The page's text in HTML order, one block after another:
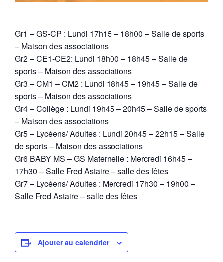
Gr1 – GS-CP : Lundi 17h15 – 18h00 – Salle de sports
– Maison des associations
Gr2 – CE1-CE2: Lundi 18h00 – 18h45 – Salle de
sports – Maison des associations
Gr3 – CM1 – CM2 : Lundi 18h45 – 19h45 – Salle de
sports – Maison des associations
Gr4 – Collège : Lundi 19h45 – 20h45 – Salle de sports
– Maison des associations
Gr5 – Lycéens/ Adultes : Lundi 20h45 – 22h15 – Salle
de sports – Maison des associations
Gr6 BABY MS – GS Maternelle : Mercredi 16h45 –
17h30 – Salle Fred Astaire – salle des fêtes
Gr7 – Lycéens/ Adultes : Mercredi 17h30 – 19h00 –
Salle Fred Astaire – salle des fêtes
Ajouter au calendrier